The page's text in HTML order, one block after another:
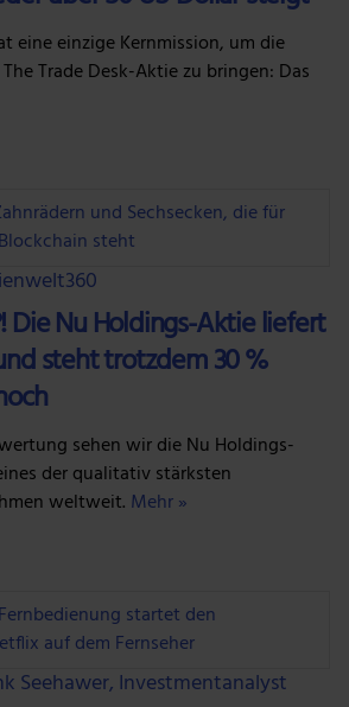
eine einzige Kernmission, um die
Trade Desk-Aktie zu bringen: Das
Die Nu Holdings-Aktie liefert
steht trotzdem 30 %
sehen wir die Nu Holdings-
der qualitativ stärksten
weltweit. Mehr »
Seehawer, Investmentanalyst